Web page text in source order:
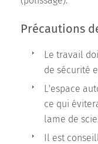
Précautions
Le travail
de sécurité
L'espace
ce qui
lame de
Il est